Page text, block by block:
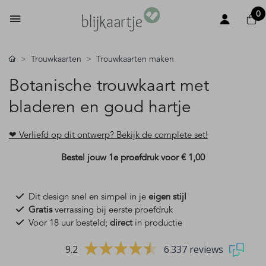
0
Trouwkaarten Trouwkaarten maken
Botanische trouwkaart met
bladeren en goud hartje
❤ Verliefd op dit ontwerp? Bekijk de complete set!
Bestel jouw 1e proefdruk voor€ 1,00
Dit design snel en simpel in je eigen stijl
Gratisverrassing bij eerste proefdruk
Voor 18 uur besteld; directin productie
9.2 6.337 reviews